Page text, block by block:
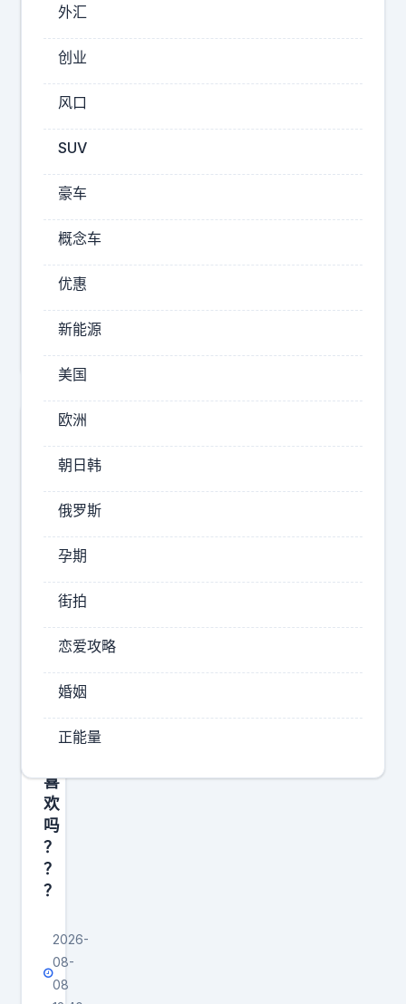
近
收
了
台
8
k
的
喀
尔
其
实
赛
木
最
完
美
的
车
是
啥
方
盒
子
这
个
：
喀
赛
里
木
湖
这
样
的
网
约
车
喜
欢
吗
？
？
？
2026-
08-
08
外汇
创业
风口
SUV
豪车
概念车
优惠
新能源
美国
欧洲
朝日韩
俄罗斯
孕期
街拍
恋爱攻略
婚姻
正能量